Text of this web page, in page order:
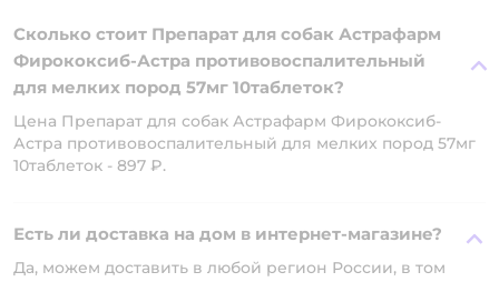
Сколько стоит Препарат для собак Астрафарм
Фирококсиб-Астра противовоспалительный
для мелких пород 57мг 10таблеток?
Цена Препарат для собак Астрафарм Фирококсиб-
Астра противовоспалительный для мелких пород 57мг
10таблеток - 897 ₽.
Есть ли доставка на дом в интернет-магазине?
Да, можем доставить в любой регион России, в том